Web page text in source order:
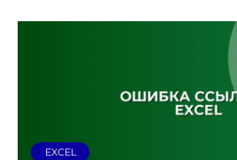
EXCEL